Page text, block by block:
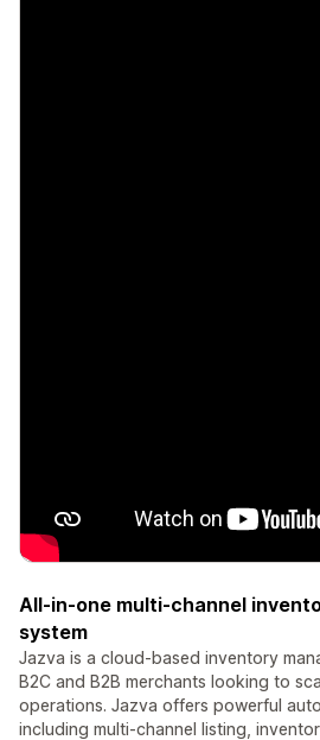
All-in-one multi-channel
system
Jazva is a cloud-based inventory
B2C and B2B merchants looking to
operations. Jazva offers powerful
including multi-channel listing,